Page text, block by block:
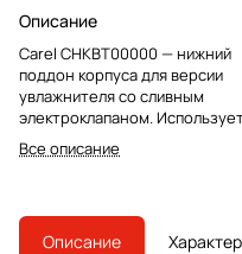
Описание
Carel CHKBT00000 — нижний
поддон корпуса для версии
увлажнителя со сливным
электроклапаном.
при восстановлении нижнего
узла бака и штатной схемы
Все описание
Описание